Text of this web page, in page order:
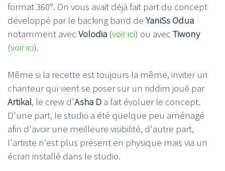
format 360°. On vous avait déjà fait part du concept
développé par le backing band de YaniSs Odua
notamment avec Volodia (voir ici) ou avec Tiwony
(voir ici).
Même si la recette est toujours la même, inviter un
chanteur qui vient se poser sur un riddim joué par
Artikal, le crew d'Asha D a fait évoluer le concept.
D'une part, le studio a été quelque peu aménagé
afin d'avoir une meilleure visibilité, d'autre part,
l'artiste n'est plus présent en physique mais via un
écran installé dans le studio.